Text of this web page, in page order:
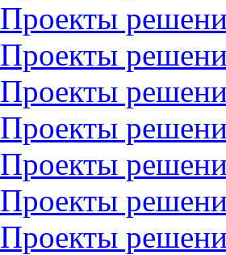
Проекты
Проекты
Проекты
Проекты
Проекты
Проекты
Проекты